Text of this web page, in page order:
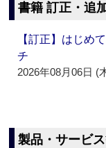
書籍 訂正・追
【訂正】はじめ
チ
2026年08月06日 (
製品・サービ